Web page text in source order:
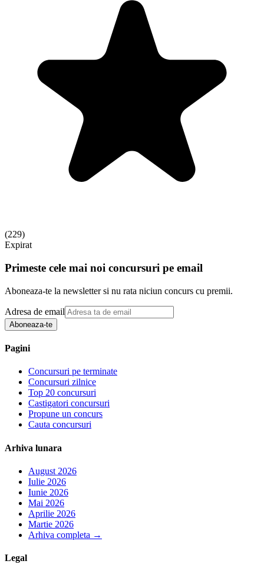
(229)
Expirat
Primeste cele mai noi concursuri pe email
Aboneaza-te la newsletter si nu rata niciun concurs cu premii.
Adresa de email
Aboneaza-te
Pagini
Concursuri pe terminate
Concursuri zilnice
Top 20 concursuri
Castigatori concursuri
Propune un concurs
Cauta concursuri
Arhiva lunara
August 2026
Iulie 2026
Iunie 2026
Mai 2026
Aprilie 2026
Martie 2026
Arhiva completa →
Legal